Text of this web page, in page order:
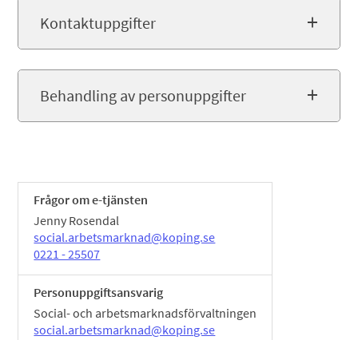
Kontaktuppgifter
Behandling av personuppgifter
Frågor om e-tjänsten
Jenny Rosendal
social.arbetsmarknad@koping.se
0221 - 25507
Personuppgiftsansvarig
Social- och arbetsmarknadsförvaltningen
social.arbetsmarknad@koping.se